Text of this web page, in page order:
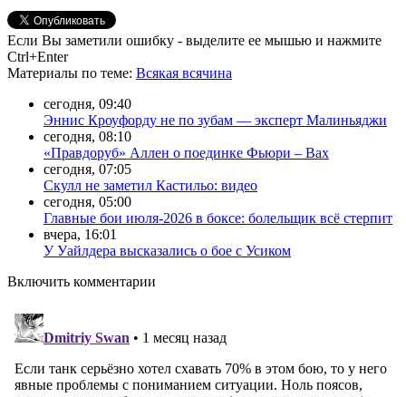
Если Вы заметили ошибку - выделите ее мышью и нажмите
Ctrl+Enter
Материалы по теме: Всякая всячина
сегодня, 09:40
Эннис Кроуфорду не по зубам — эксперт Малиньяджи
сегодня, 08:10
«Правдоруб» Аллен о поединке Фьюри – Вах
сегодня, 07:05
Скулл не заметил Кастильо: видео
сегодня, 05:00
Главные бои июля-2026 в боксе: болельщик всё стерпит
вчера, 16:01
У Уайлдера высказались о бое с Усиком
Включить комментарии